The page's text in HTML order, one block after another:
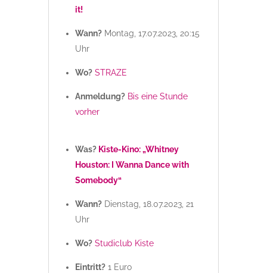
it!
Wann?Montag, 17.07.2023, 20:15
Uhr
Wo? STRAZE
Anmeldung? Bis eine Stunde
vorher
Was? Kiste-Kino: „Whitney
Houston: I Wanna Dance with
Somebody“
Wann?Dienstag, 18.07.2023, 21
Uhr
Wo? Studiclub Kiste
Eintritt?1 Euro